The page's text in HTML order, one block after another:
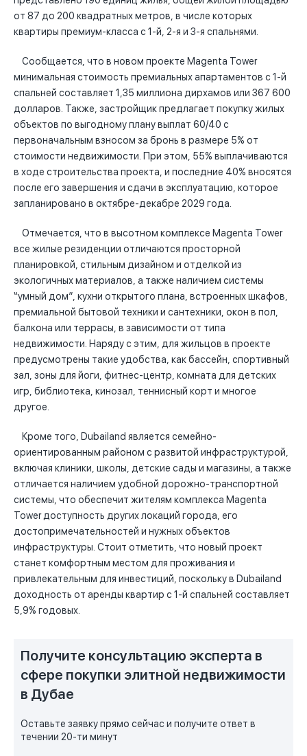
от 87 до 200 квадратных метров, в числе которых
квартиры премиум-класса с 1-й, 2-я и 3-я спальнями.
Сообщается, что в новом проекте Magenta Tower
минимальная стоимость премиальных апартаментов с 1-й
спальней составляет 1,35 миллиона дирхамов или 367 600
долларов. Также, застройщик предлагает покупку жилых
объектов по выгодному плану выплат 60/40 с
первоначальным взносом за бронь в размере 5% от
стоимости недвижимости. При этом, 55% выплачиваются
в ходе строительства проекта, и последние 40% вносятся
после его завершения и сдачи в эксплуатацию, которое
запланировано в октябре-декабре 2029 года.
Отмечается, что в высотном комплексе Magenta Tower
все жилые резиденции отличаются просторной
планировкой, стильным дизайном и отделкой из
экологичных материалов, а также наличием системы
“умный дом”, кухни открытого плана, встроенных шкафов,
премиальной бытовой техники и сантехники, окон в пол,
балкона или террасы, в зависимости от типа
недвижимости. Наряду с этим, для жильцов в проекте
предусмотрены такие удобства, как бассейн, спортивный
зал, зоны для йоги, фитнес-центр, комната для детских
игр, библиотека, кинозал, теннисный корт и многое
другое.
Кроме того, Dubailand является семейно-
ориентированным районом с развитой инфраструктурой,
включая клиники, школы, детские сады и магазины, а также
отличается наличием удобной дорожно-транспортной
системы, что обеспечит жителям комплекса Magenta
Tower доступность других локаций города, его
достопримечательностей и нужных объектов
инфраструктуры. Стоит отметить, что новый проект
станет комфортным местом для проживания и
привлекательным для инвестиций, поскольку в Dubailand
доходность от аренды квартир с 1-й спальней составляет
5,9% годовых.
Получите консультацию эксперта в
сфере покупки элитной недвижимости
в Дубае
Оставьте заявку прямо сейчас и получите ответ в
течении 20-ти минут